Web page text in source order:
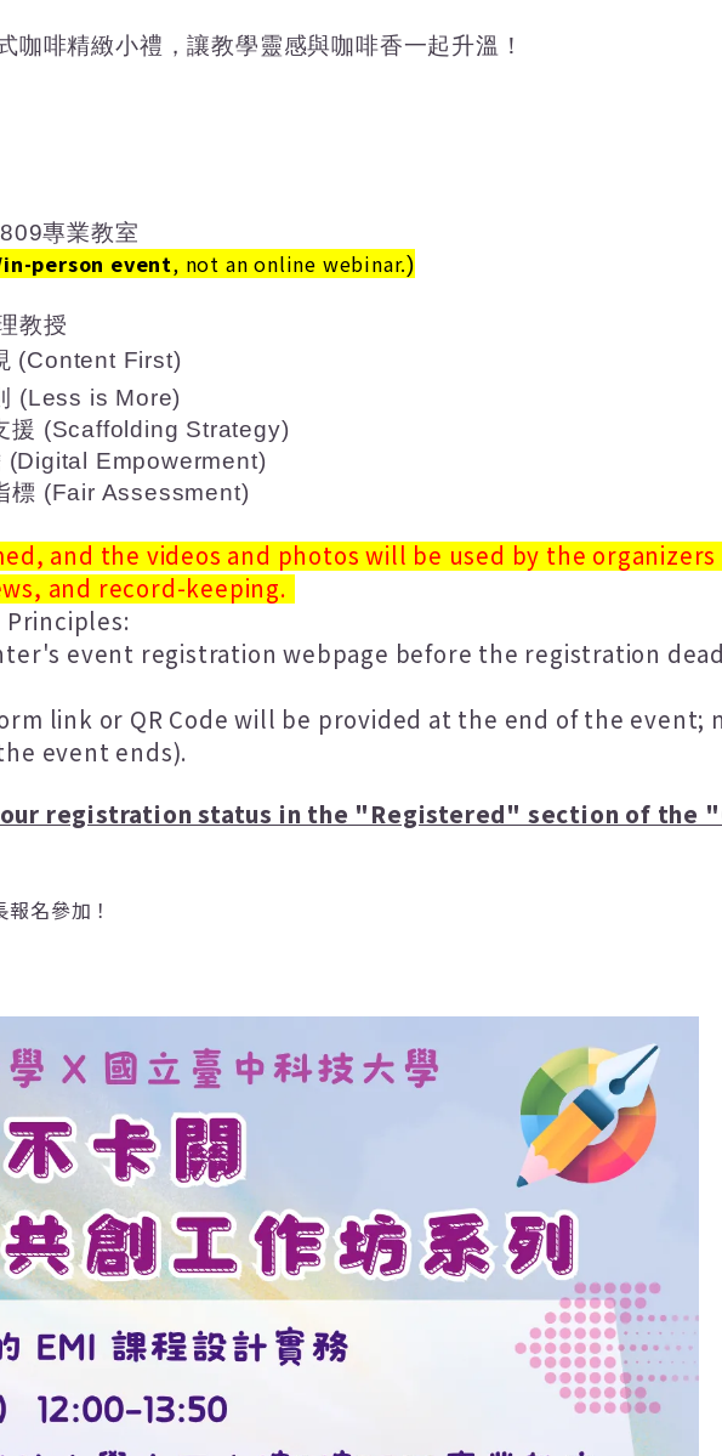
咖啡精緻小禮，讓教學靈感與咖啡香一起升溫！
專業教室
person event, not an online webinar.)
教授
(Content First)
(Less is More)
援 (Scaffolding Strategy)
(Digital Empowerment)
標 (Fair Assessment)
and the videos and photos will be used by the organizers
and record-keeping.
event registration webpage before the registration
link or QR Code will be provided at the end of the event;
event ends).
registration status in the "Registered" section of the
報名參加！